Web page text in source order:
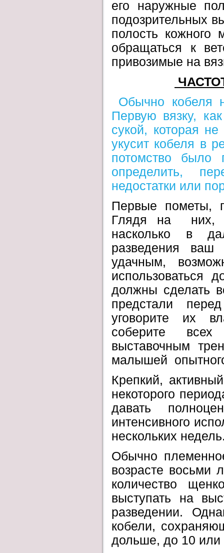
его наружные
подозрительных
полость кожного
обращаться к
привозимые на
Обычно кобеля
Первую вязку,
сукой, которая
укусит кобеля в
потомство
определить,
недостатки или
Первые пометы,
Глядя на них,
насколько в
разведения
удачным,
использоваться
должны сделать
предстали
уговорите их
соберите
выставочным
малышей
Крепкий,
некоторого
давать
интенсивного
нескольких
Обычно
возрасте восьми
количество
выступать на
разведении.
кобели,
дольше, до 10 или